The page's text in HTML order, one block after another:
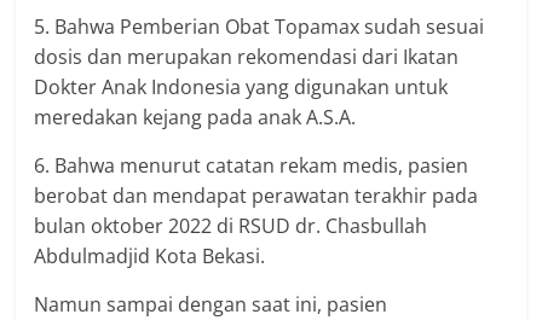
5. Bahwa Pemberian Obat Topamax sudah sesuai
dosis dan merupakan rekomendasi dari Ikatan
Dokter Anak Indonesia yang digunakan untuk
meredakan kejang pada anak A.S.A.
6. Bahwa menurut catatan rekam medis, pasien
berobat dan mendapat perawatan terakhir pada
bulan oktober 2022 di RSUD dr. Chasbullah
Abdulmadjid Kota Bekasi.
Namun sampai dengan saat ini, pasien